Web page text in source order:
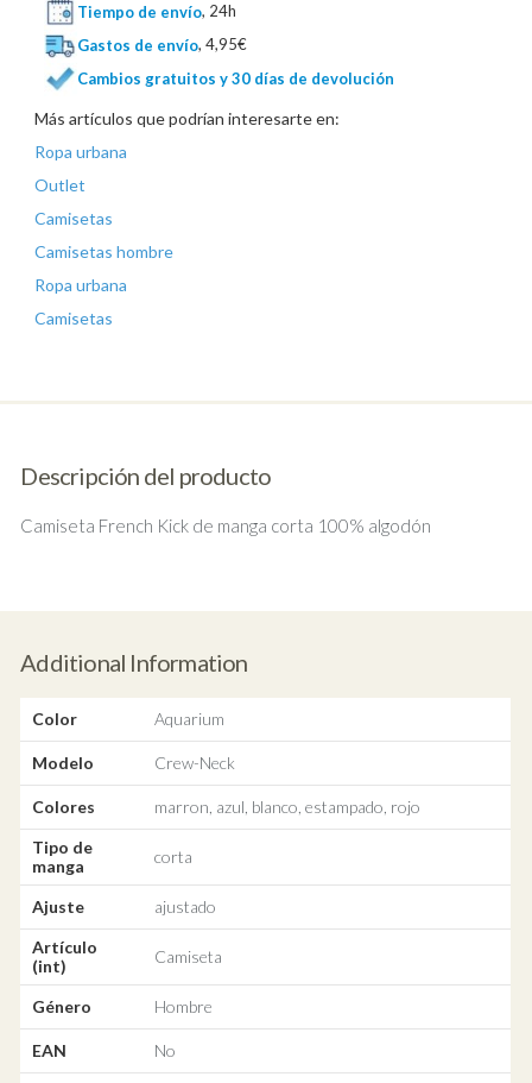
Tiempo de envío, 24h
Gastos de envío, 4,95€
Cambios gratuitos y 30 días de devolución
Más artículos que podrían interesarte en:
Ropa urbana
Outlet
Camisetas
Camisetas hombre
Ropa urbana
Camisetas
Descripción del producto
Camiseta French Kick de manga corta 100% algodón
Additional Information
Color Aquarium
Modelo Crew-Neck
Colores
marron, azul, blanco, estampado, rojo
Tipo de
manga
corta
Ajuste
ajustado
Artículo
(int)
Camiseta
Género Hombre
EAN No